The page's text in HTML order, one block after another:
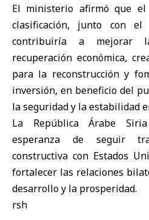
El ministerio afirmó que
clasificación, junto con
contribuiría a mejorar
recuperación económica,
para la reconstrucción y
inversión, en beneficio del
la seguridad y la estabilidad
La República Árabe
esperanza de seguir
constructiva con Estados
fortalecer las relaciones
desarrollo y la prosperidad.
rsh